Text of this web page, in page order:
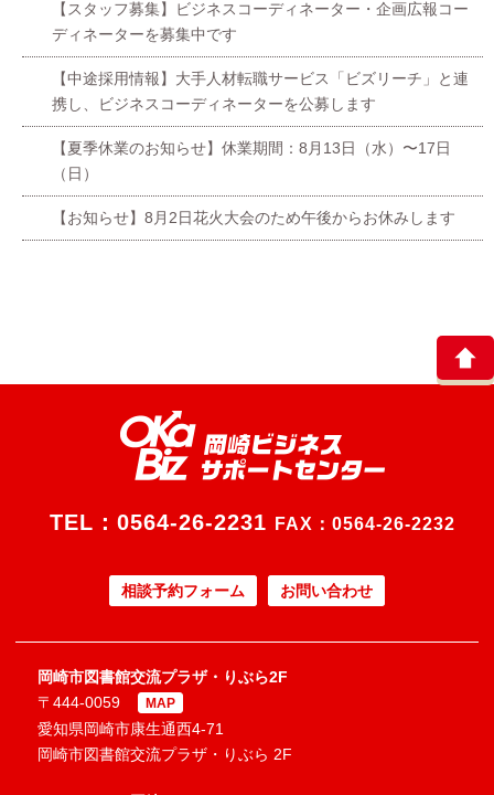
【スタッフ募集】ビジネスコーディネーター・企画広報コー
ディネーターを募集中です
【中途採用情報】大手人材転職サービス「ビズリーチ」と連
携し、ビジネスコーディネーターを公募します
【夏季休業のお知らせ】休業期間：8月13日（水）〜17日
（日）
【お知らせ】8月2日花火大会のため午後からお休みします
TEL： 0564-26-2231 FAX：0564-26-2232
相談予約フォーム お問い合わせ
岡崎市図書館交流プラザ・りぶら2F
〒444-0059
MAP
愛知県岡崎市康生通西4-71
岡崎市図書館交流プラザ・りぶら 2F